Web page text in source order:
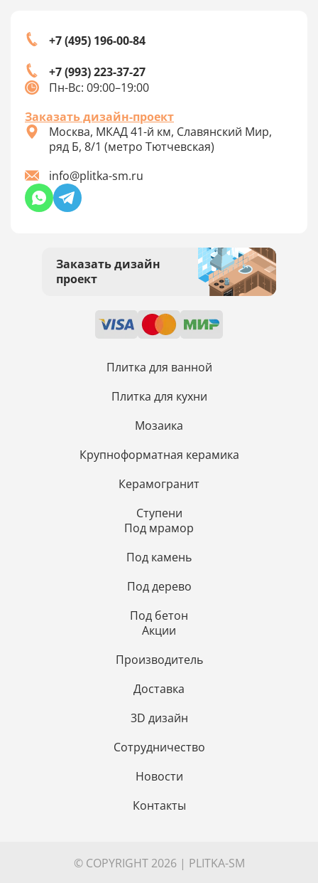
Плитка для ванной
Плитка для кухни
Мозаика
Крупноформатная керамика
Керамогранит
Ступени
Под мрамор
Под камень
Под дерево
Под бетон
Акции
Производитель
Доставка
3D дизайн
Сотрудничество
Новости
Контакты
Заказать дизайн
проект
+7 (495) 196-00-84
+7 (993) 223-37-27
Пн-Вс: 09:00–19:00
Заказать дизайн-проект
Москва, МКАД 41-й км, Славянский Мир,
ряд Б, 8/1 (метро Тютчевская)
info@plitka-sm.ru
© COPYRIGHT 2026 | PLITKA-SM